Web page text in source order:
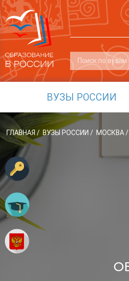
ВУЗЫ РОССИИ
ГЛАВНАЯ / ВУЗЫ РОССИИ / МОСКВА/